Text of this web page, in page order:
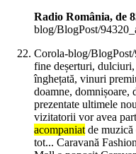
Radio România, de
blog/BlogPost/
Corola-blog/
fine deșerturi,
înghețată, vinuri
doamne,
prezentate ultimele
vizitatorii vor avea
acompaniatde muzică
tot... Caravană